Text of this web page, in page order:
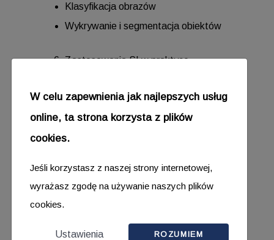
Klasyfikacja obrazów
Wykrywanie i segmentacja obiektów
Zastosowania SI w praktyce
Analiza danych i przewidywanie
trendów
Automatyzacja procesów
Inteligentne systemy wspomagania
decyzji
Etyka i odpowiedzialność w AI
W celu zapewnienia jak najlepszych usług
online, ta strona korzysta z plików
cookies.
Jeśli korzystasz z naszej strony internetowej,
wyrażasz zgodę na używanie naszych plików
cookies.
Ustawienia ROZUMIEM